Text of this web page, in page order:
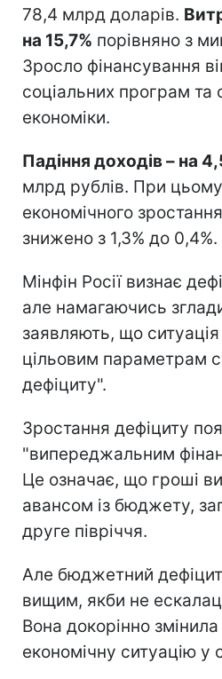
78,4 млрд доларів.
на 15,7% порівняно з
Зросло фінансування
соціальних програм та
економіки.
Падіння доходів – на
млрд рублів. При
економічного
знижено з 1,3% до 0,4%.
Мінфін Росії визнає
але намагаючись
заявляють, що ситуація
цільовим параметрам
дефіциту".
Зростання дефіциту
"випереджальним
Це означає, що гроші
авансом із бюджету,
друге півріччя.
Але бюджетний
вищим, якби не
Вона докорінно змінила
економічну ситуацію у